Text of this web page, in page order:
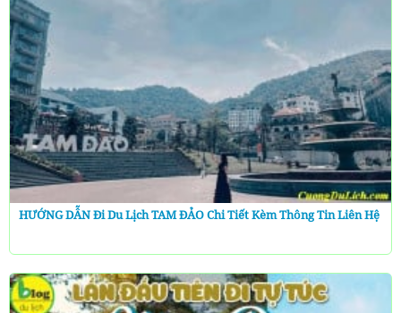
HƯỚNG DẪN Đi Du Lịch TAM ĐẢO Chi Tiết Kèm Thông Tin Liên Hệ